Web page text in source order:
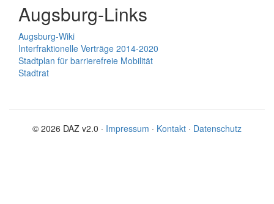
Augsburg-Links
Augsburg-Wiki
Interfraktionelle Verträge 2014-2020
Stadtplan für barrierefreie Mobilität
Stadtrat
© 2026 DAZ v2.0 · Impressum · Kontakt · Datenschutz